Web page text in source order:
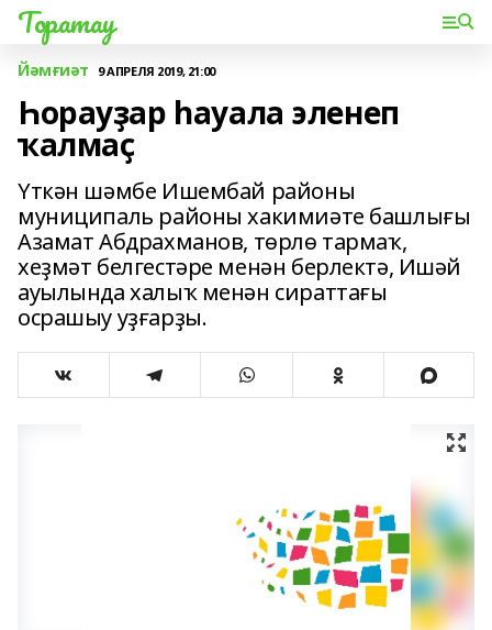
Торатау
Йәмғиәт 9 АПРЕЛЯ 2019, 21:00
Һорауҙар һауала эленеп
ҡалмаҫ
Үткән шәмбе Ишембай районы
муниципаль районы хакимиәте башлығы
Азамат Абдрахманов, төрлө тармаҡ,
хеҙмәт белгестәре менән берлектә, Ишәй
ауылында халыҡ менән сираттағы
осрашыу уҙғарҙы.